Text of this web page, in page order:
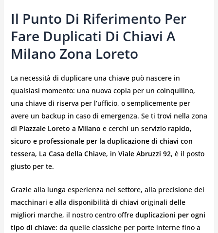
Il Punto Di Riferimento Per
Fare Duplicati Di Chiavi A
Milano Zona Loreto
La necessità di duplicare una chiave può nascere in
qualsiasi momento: una nuova copia per un coinquilino,
una chiave di riserva per l’ufficio, o semplicemente per
avere un backup in caso di emergenza. Se ti trovi nella zona
di Piazzale Loreto a Milano e cerchi un servizio rapido,
sicuro e professionale per la duplicazione di chiavi con
tessera, La Casa della Chiave, in Viale Abruzzi 92, è il posto
giusto per te.
Grazie alla lunga esperienza nel settore, alla precisione dei
macchinari e alla disponibilità di chiavi originali delle
migliori marche, il nostro centro offre duplicazioni per ogni
tipo di chiave: da quelle classiche per porte interne fino a